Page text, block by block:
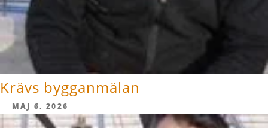
Krävs bygganmälan
MAJ 6, 2026